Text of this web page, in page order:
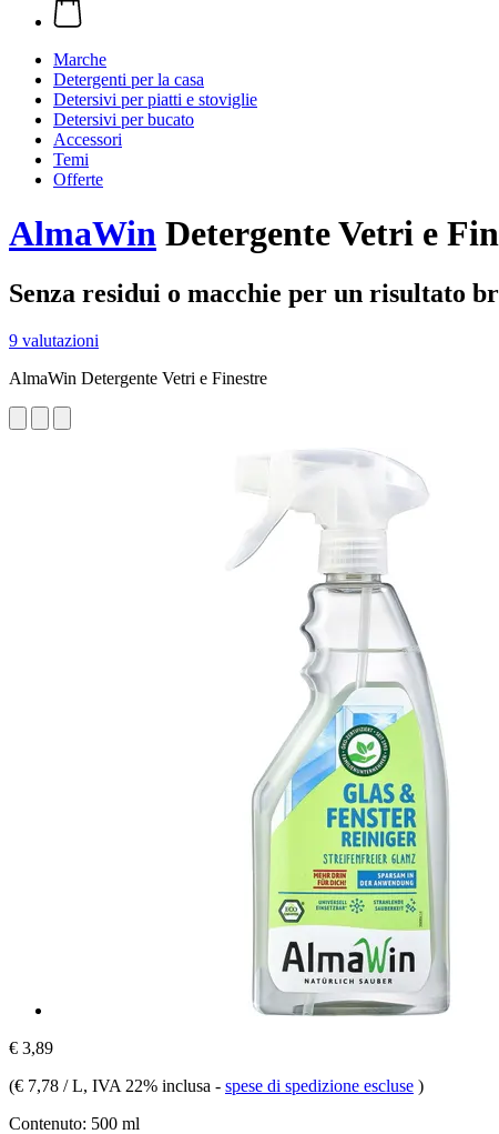
Marche
Detergenti per la casa
Detersivi per piatti e stoviglie
Detersivi per bucato
Accessori
Temi
Offerte
AlmaWin Detergente Vetri e
Senza residui o macchie per un risultato
9 valutazioni
AlmaWin Detergente Vetri e Finestre
€ 3,89
(€ 7,78 / L, IVA 22% inclusa - spese di spedizione escluse )
Contenuto: 500 ml